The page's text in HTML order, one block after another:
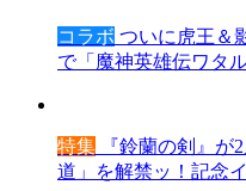
コラボ ついに虎王＆
で「魔神英雄伝ワタ
特集 『鈴蘭の剣』が
道」を解禁ッ！記念